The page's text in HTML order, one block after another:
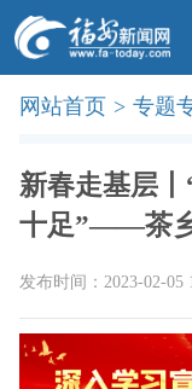
首页 新闻
网站首页 > 专题
新春走基层
十足”——茶
发布时间：2023-02-05